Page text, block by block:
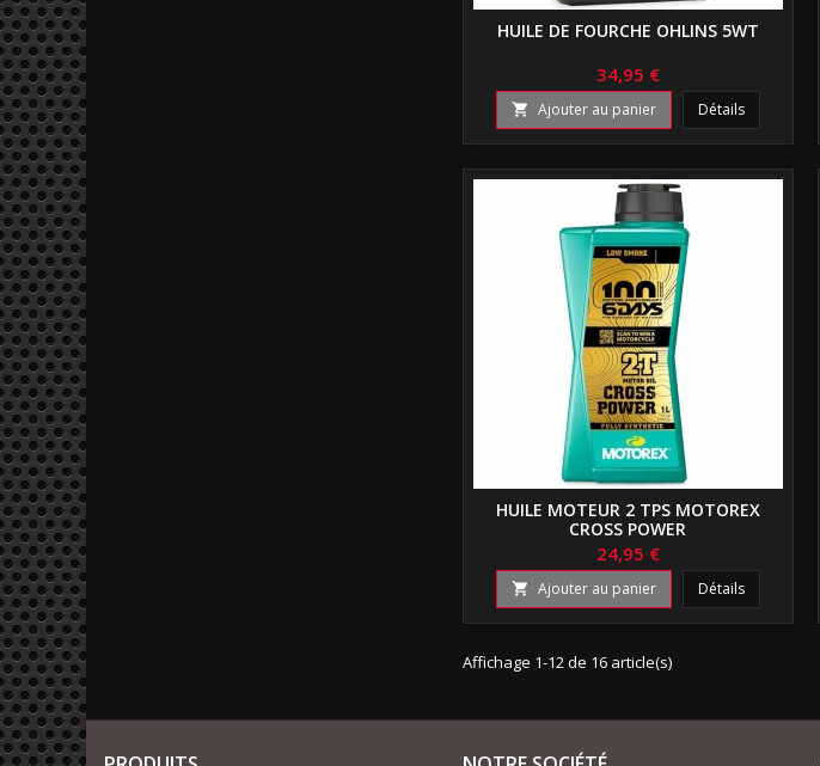
HUILE DE FOURCHE OHLINS 5WT
34,95 €
 Ajouter au panier Détails
HUILE MOTEUR 2 TPS MOTOREX
CROSS POWER
24,95 €
 Ajouter au panier Détails
Affichage 1-12 de 16 article(s)